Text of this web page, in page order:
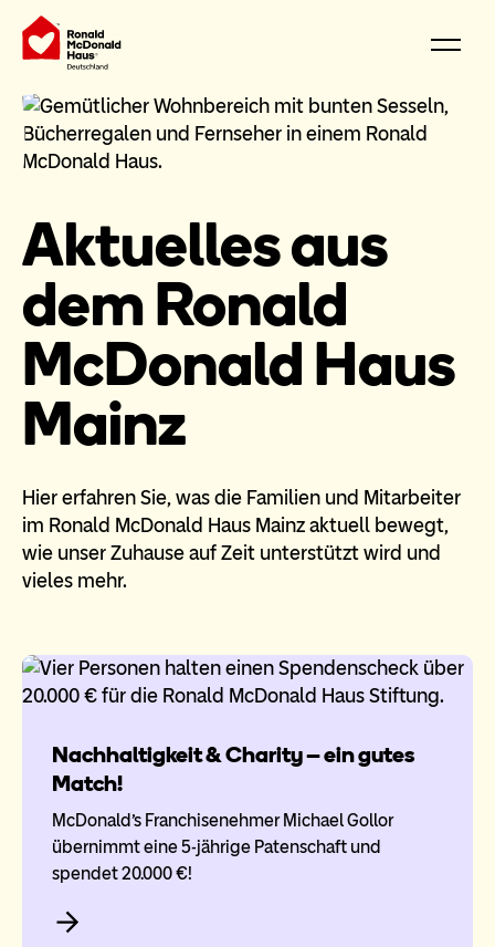
Aktuelles aus
dem Ronald
McDonald Haus
Mainz
Hier erfahren Sie, was die Familien und Mitarbeiter
im Ronald McDonald Haus Mainz aktuell bewegt,
wie unser Zuhause auf Zeit unterstützt wird und
vieles mehr.
Nachhaltigkeit & Charity – ein gutes
Match!
McDonald’s Franchisenehmer Michael Gollor
übernimmt eine 5-jährige Patenschaft und
spendet 20.000 €!